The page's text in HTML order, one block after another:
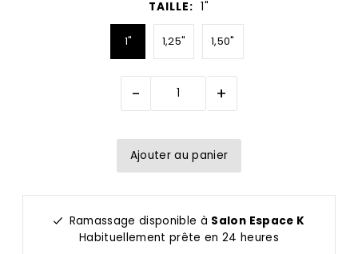
TAILLE: 1"
1" 1,25" 1,50"
- +
Ramassage disponible à Salon Espace K
Habituellement prête en 24 heures